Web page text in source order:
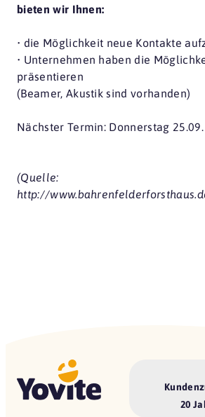
bieten wir Ihnen:
• die Möglichkeit neue Kontakte
• Unternehmen haben die
präsentieren
(Beamer, Akustik sind vorhanden)
Nächster Termin: Donnerstag
(Quelle:
http://
20